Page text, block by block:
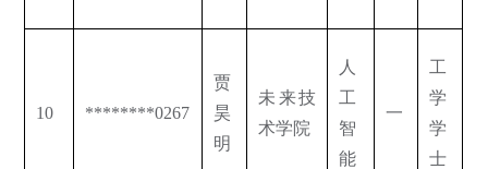
10 ********0267
贾
昊
明
未来技
术学院
人
工
智
能
一
工
学
学
士